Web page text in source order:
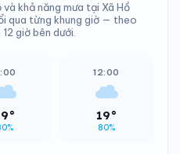
khả năng mưa tại Xã Hồ
qua từng khung giờ — theo
giờ bên dưới.
12:00
19°
80%